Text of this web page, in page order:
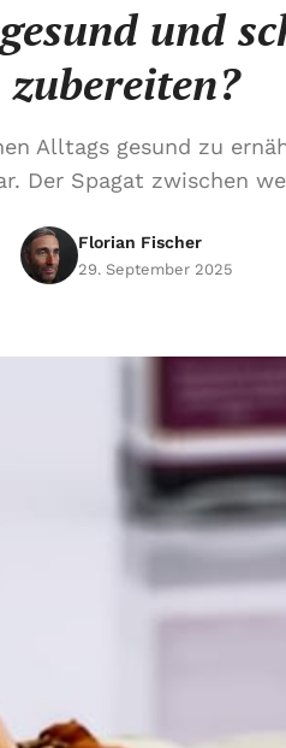
und
zubereiten?
Alltags gesund zu
Der Spagat zwischen
Florian Fischer
29. September 2025